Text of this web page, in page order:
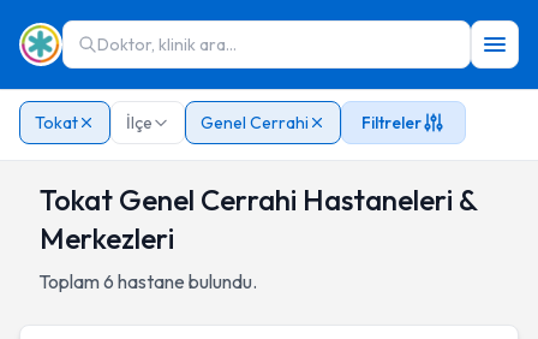
Doktor, klinik ara...
Tokat İlçe Genel Cerrahi Filtreler
Tokat Genel Cerrahi Hastaneleri &
Merkezleri
Toplam6 hastane bulundu.